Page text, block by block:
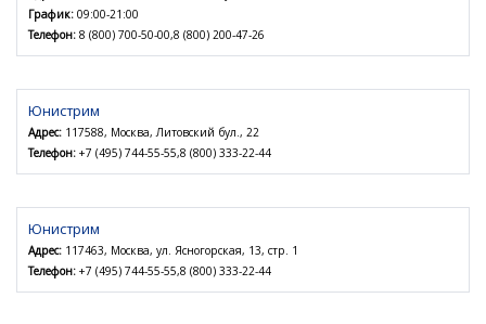
График: 09:00-21:00
Телефон: 8 (800) 700-50-00,8 (800) 200-47-26
Юнистрим
Адрес: 117588, Москва, Литовский бул., 22
Телефон: +7 (495) 744-55-55,8 (800) 333-22-44
Юнистрим
Адрес: 117463, Москва, ул. Ясногорская, 13, стр. 1
Телефон: +7 (495) 744-55-55,8 (800) 333-22-44